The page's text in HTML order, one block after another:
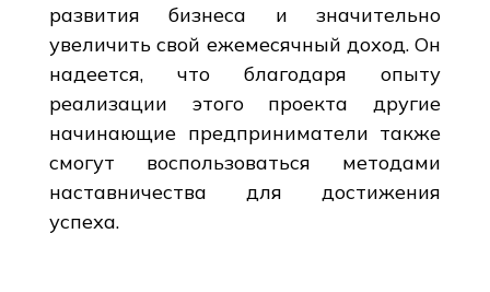
развития бизнеса и значительно
увеличить свой ежемесячный доход. Он
надеется, что благодаря опыту
реализации этого проекта другие
начинающие предприниматели также
смогут воспользоваться методами
наставничества для достижения
успеха.